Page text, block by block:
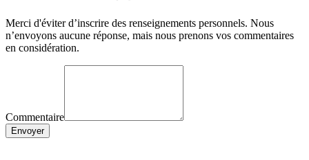
Merci d'éviter d’inscrire des renseignements personnels. Nous
n’envoyons aucune réponse, mais nous prenons vos commentaires
en considération.
Commentaire
Envoyer